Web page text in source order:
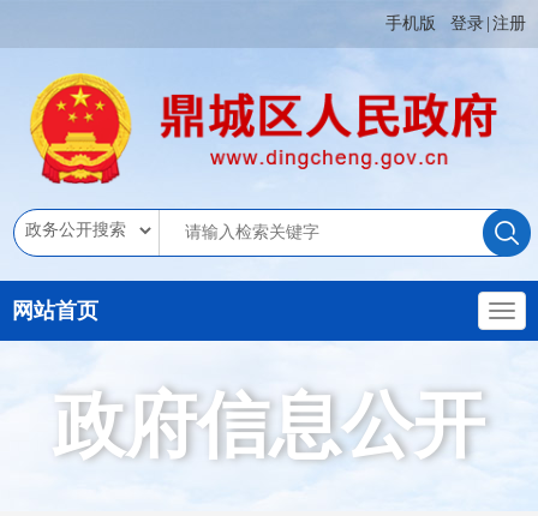
手机版 登录 注册
网站首页
政府信息公开